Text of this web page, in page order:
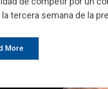
tercera semana de la
More